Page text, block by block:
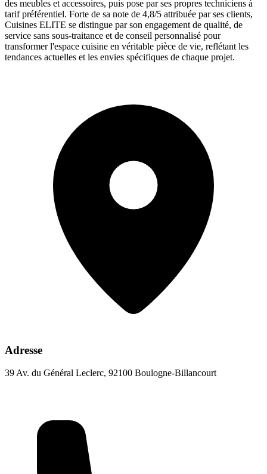
des meubles et accessoires, puis pose par ses propres techniciens à
tarif préférentiel. Forte de sa note de 4,8/5 attribuée par ses clients,
Cuisines ELITE se distingue par son engagement de qualité, de
service sans sous-traitance et de conseil personnalisé pour
transformer l'espace cuisine en véritable pièce de vie, reflétant les
tendances actuelles et les envies spécifiques de chaque projet.
Adresse
39 Av. du Général Leclerc, 92100 Boulogne-Billancourt